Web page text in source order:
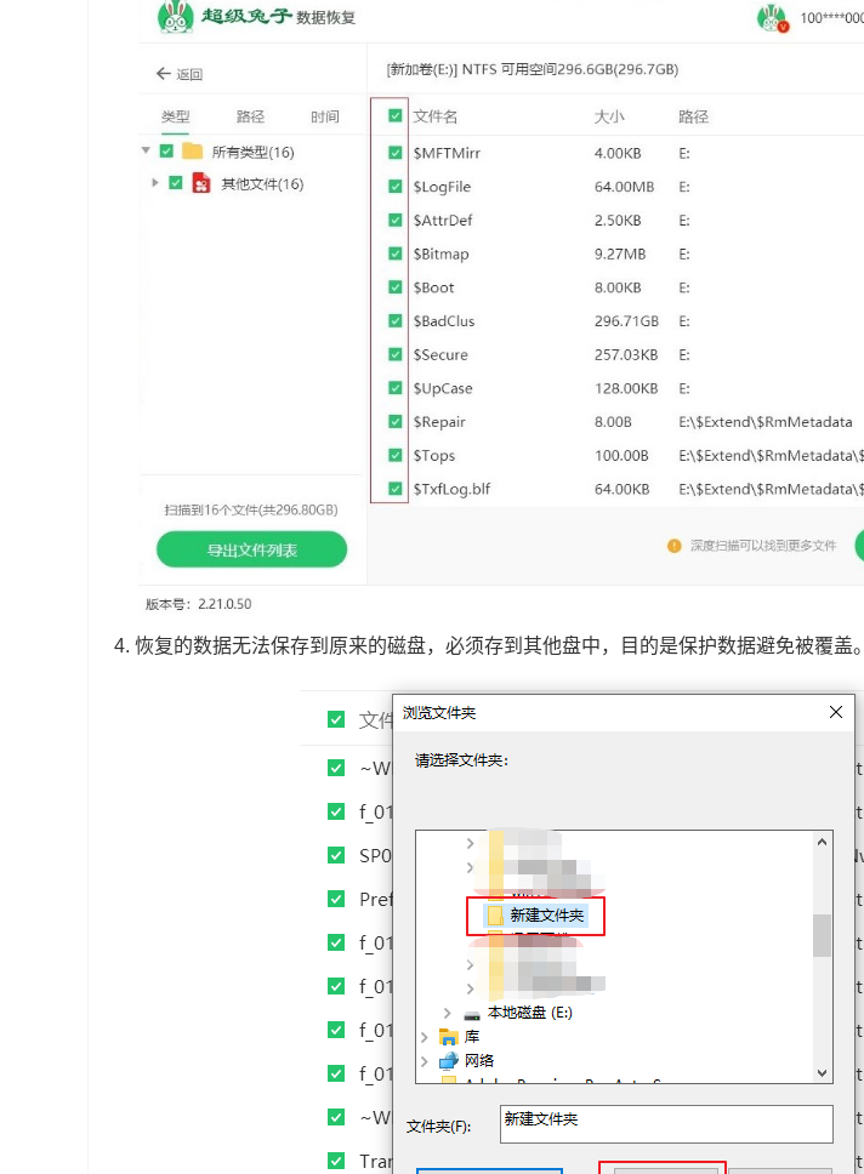
4. 恢复的数据无法保存到原来的磁盘，必须存到其他盘中，目的是保护数据避免被覆盖。